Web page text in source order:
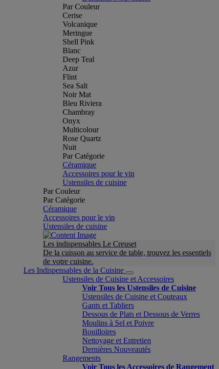
Par Couleur
Cerise
Volcanique
Meringue
Shell Pink
Blanc
Deep Teal
Azur
Flint
Sea Salt
Noir Mat
Bleu Riviera
Chambray
Onyx
Multicolour
Rose Quartz
Nuit
Par Catégorie
Céramique
Accessoires pour le vin
Ustensiles de cuisine
Par Couleur
Par Catégorie
Céramique
Accessoires pour le vin
Ustensiles de cuisine
Les indispensables Le Creuset
De la cuisson au service de table, trouvez les essentiels
de votre cuisine.
Les Indispensables de la Cuisine
Ustensiles de Cuisine et Accessoires
Voir Tous les Ustensiles de Cuisine
Ustensiles de Cuisine et Couteaux
Gants et Tabliers
Dessous de Plats et Dessous de Verres
Moulins à Sel et Poivre
Bouilloires
Nettoyage et Entretien
Dernières Nouveautés
Rangements
Voir Tous les Accessoires de Rangement